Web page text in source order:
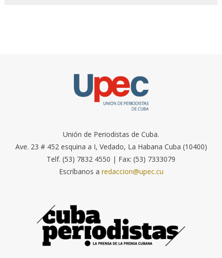
Unión de Periodistas de Cuba.
Ave. 23 # 452 esquina a I, Vedado, La Habana Cuba (10400)
Telf. (53) 7832 4550 | Fax: (53) 7333079
Escríbanos a redaccion@upec.cu